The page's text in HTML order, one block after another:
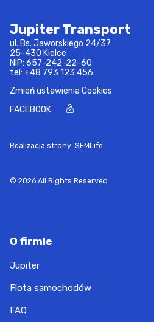
Mołdawia - Polska
Litwa - Polska
Rumunia - Polska
Serbia - Polska
Jupiter Transport
ul. Bs. Jaworskiego 24/37
25-430 Kielce
NIP: 657-242-22-60
tel: +48 793 123 456
Zmień ustawienia Cookies
FACEBOOK
Realizacja strony: SEMLife
© 2026 All Rights Reserved
O firmie
Jupiter
Flota samochodów
FAQ